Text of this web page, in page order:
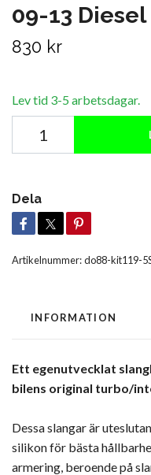
09-13
830 kr
Lev tid 3-5 arbetsdagar.
Dela
Artikelnummer:do88-kit119-
INFORMATION
Ett egenutvecklat
bilens original turbo/
Dessa slangar är
silikon för bästa
armering, beroende på